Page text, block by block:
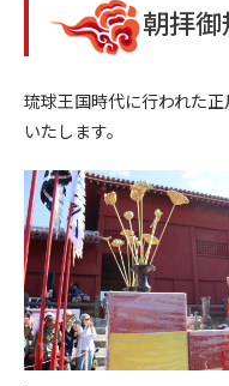
朝拝
琉球王国時代に行われた
いたします。